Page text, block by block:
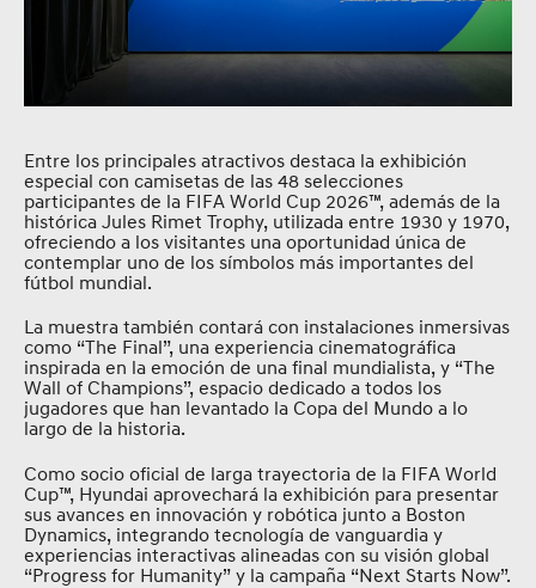
Entre los principales atractivos destaca la exhibición
especial con camisetas de las 48 selecciones
participantes de la FIFA World Cup 2026™, además de la
histórica Jules Rimet Trophy, utilizada entre 1930 y 1970,
ofreciendo a los visitantes una oportunidad única de
contemplar uno de los símbolos más importantes del
fútbol mundial.
La muestra también contará con instalaciones inmersivas
como “The Final”, una experiencia cinematográfica
inspirada en la emoción de una final mundialista, y “The
Wall of Champions”, espacio dedicado a todos los
jugadores que han levantado la Copa del Mundo a lo
largo de la historia.
Como socio oficial de larga trayectoria de la FIFA World
Cup™, Hyundai aprovechará la exhibición para presentar
sus avances en innovación y robótica junto a Boston
Dynamics, integrando tecnología de vanguardia y
experiencias interactivas alineadas con su visión global
“Progress for Humanity” y la campaña “Next Starts Now”.